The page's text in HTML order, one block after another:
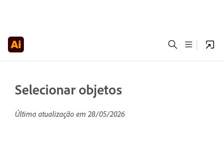
Selecionar objetos
Última atualização em28/05/2026